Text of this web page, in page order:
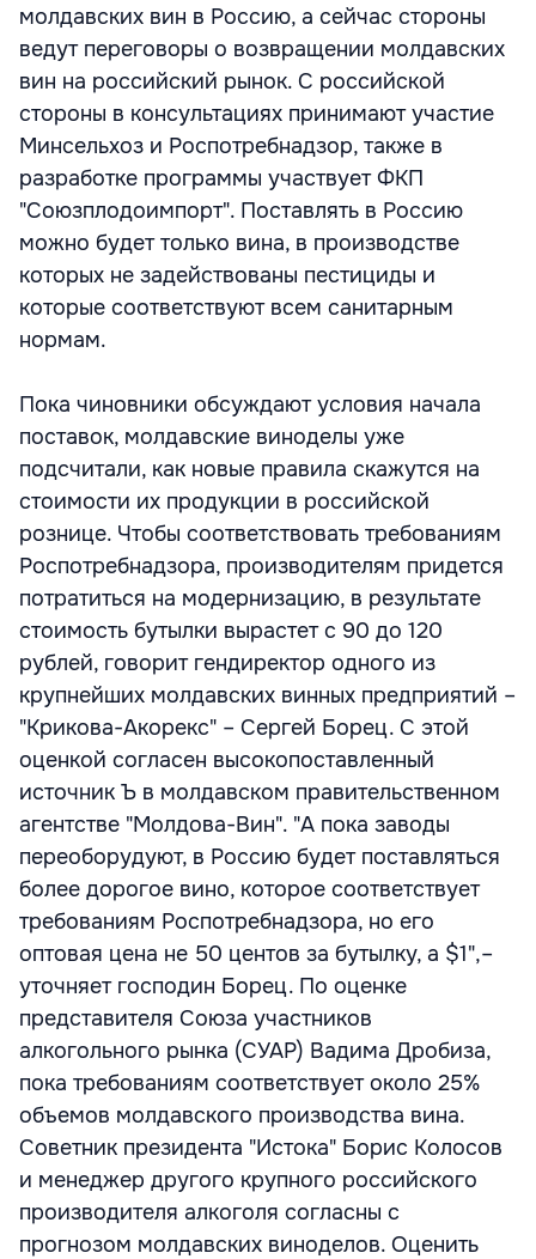
молдавских вин в Россию, а сейчас стороны
ведут переговоры о возвращении молдавских
вин на российский рынок. С российской
стороны в консультациях принимают участие
Минсельхоз и Роспотребнадзор, также в
разработке программы участвует ФКП
"Союзплодоимпорт". Поставлять в Россию
можно будет только вина, в производстве
которых не задействованы пестициды и
которые соответствуют всем санитарным
нормам.
Пока чиновники обсуждают условия начала
поставок, молдавские виноделы уже
подсчитали, как новые правила скажутся на
стоимости их продукции в российской
рознице. Чтобы соответствовать требованиям
Роспотребнадзора, производителям придется
потратиться на модернизацию, в результате
стоимость бутылки вырастет с 90 до 120
рублей, говорит гендиректор одного из
крупнейших молдавских винных предприятий –
"Крикова-Акорекс" – Сергей Борец. С этой
оценкой согласен высокопоставленный
источник Ъ в молдавском правительственном
агентстве "Молдова-Вин". "А пока заводы
переоборудуют, в Россию будет поставляться
более дорогое вино, которое соответствует
требованиям Роспотребнадзора, но его
оптовая цена не 50 центов за бутылку, а $1",–
уточняет господин Борец. По оценке
представителя Союза участников
алкогольного рынка (СУАР) Вадима Дробиза,
пока требованиям соответствует около 25%
объемов молдавского производства вина.
Советник президента "Истока" Борис Колосов
и менеджер другого крупного российского
производителя алкоголя согласны с
прогнозом молдавских виноделов. Оценить